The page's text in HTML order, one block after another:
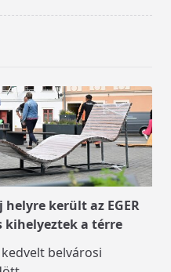
került az EGER
a térre
belvárosi